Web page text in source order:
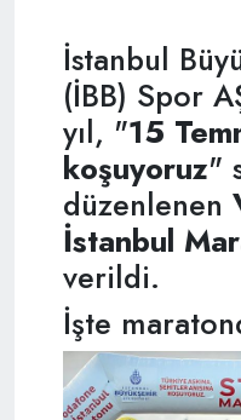
İstanbul
(İBB) Spor
yıl, "15
koşuyoruz"
düzenlenen
İstanbul
verildi.
İşte